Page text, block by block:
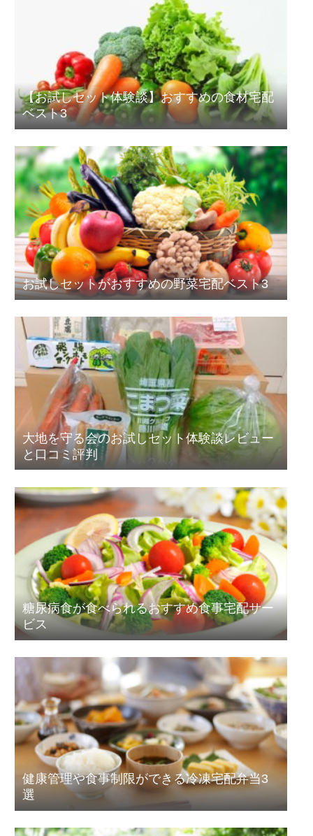
【お試しセット体験談】おすすめの食材宅配
ベスト3
お試しセットがおすすめの野菜宅配ベスト3
大地を守る会のお試しセット体験談レビュー
と口コミ評判
糖尿病食が食べられるおすすめ食事宅配サー
ビス
健康管理や食事制限ができる冷凍宅配弁当3
選